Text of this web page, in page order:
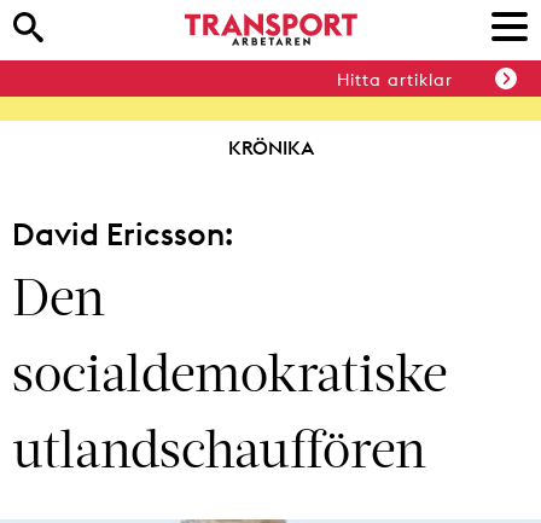
Hitta artiklar
KRÖNIKA
David Ericsson:
Den
socialdemokratiske
utlandschauffören